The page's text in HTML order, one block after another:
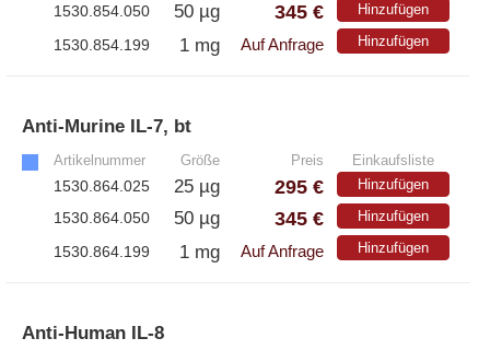
1530.854.050 50 µg 345 € Hinzufügen
1530.854.199 1 mg Auf Anfrage Hinzufügen
Anti-Murine IL-7, bt
Artikelnummer Größe Preis Einkaufsliste
1530.864.025 25 µg 295 € Hinzufügen
1530.864.050 50 µg 345 € Hinzufügen
1530.864.199 1 mg Auf Anfrage Hinzufügen
Anti-Human IL-8